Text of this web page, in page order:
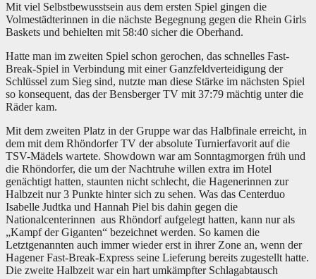
Mit viel Selbstbewusstsein aus dem ersten Spiel gingen die
Volmestädterinnen in die nächste Begegnung gegen die Rhein Girls
Baskets und behielten mit 58:40 sicher die Oberhand.
Hatte man im zweiten Spiel schon gerochen, das schnelles Fast-
Break-Spiel in Verbindung mit einer Ganzfeldverteidigung der
Schlüssel zum Sieg sind, nutzte man diese Stärke im nächsten Spiel
so konsequent, das der Bensberger TV mit 37:79 mächtig unter die
Räder kam.
Mit dem zweiten Platz in der Gruppe war das Halbfinale erreicht, in
dem mit dem Rhöndorfer TV der absolute Turnierfavorit auf die
TSV-Mädels wartete. Showdown war am Sonntagmorgen früh und
die Rhöndorfer, die um der Nachtruhe willen extra im Hotel
genächtigt hatten, staunten nicht schlecht, die Hagenerinnen zur
Halbzeit nur 3 Punkte hinter sich zu sehen. Was das Centerduo
Isabelle Judtka und Hannah Piel bis dahin gegen die
Nationalcenterinnen aus Rhöndorf aufgelegt hatten, kann nur als
„Kampf der Giganten“ bezeichnet werden. So kamen die
Letztgenannten auch immer wieder erst in ihrer Zone an, wenn der
Hagener Fast-Break-Express seine Lieferung bereits zugestellt hatte.
Die zweite Halbzeit war ein hart umkämpfter Schlagabtausch